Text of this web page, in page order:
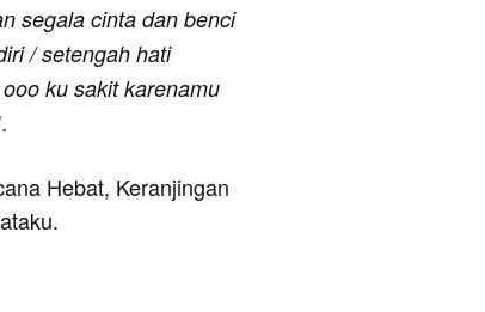
segala cinta dan benci
/ setengah hati
ku sakit karenamu
Hebat, Keranjingan